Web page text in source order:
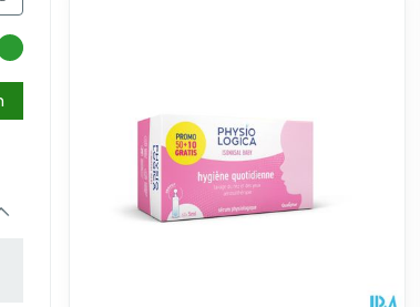
rechts om de minimale en maximale